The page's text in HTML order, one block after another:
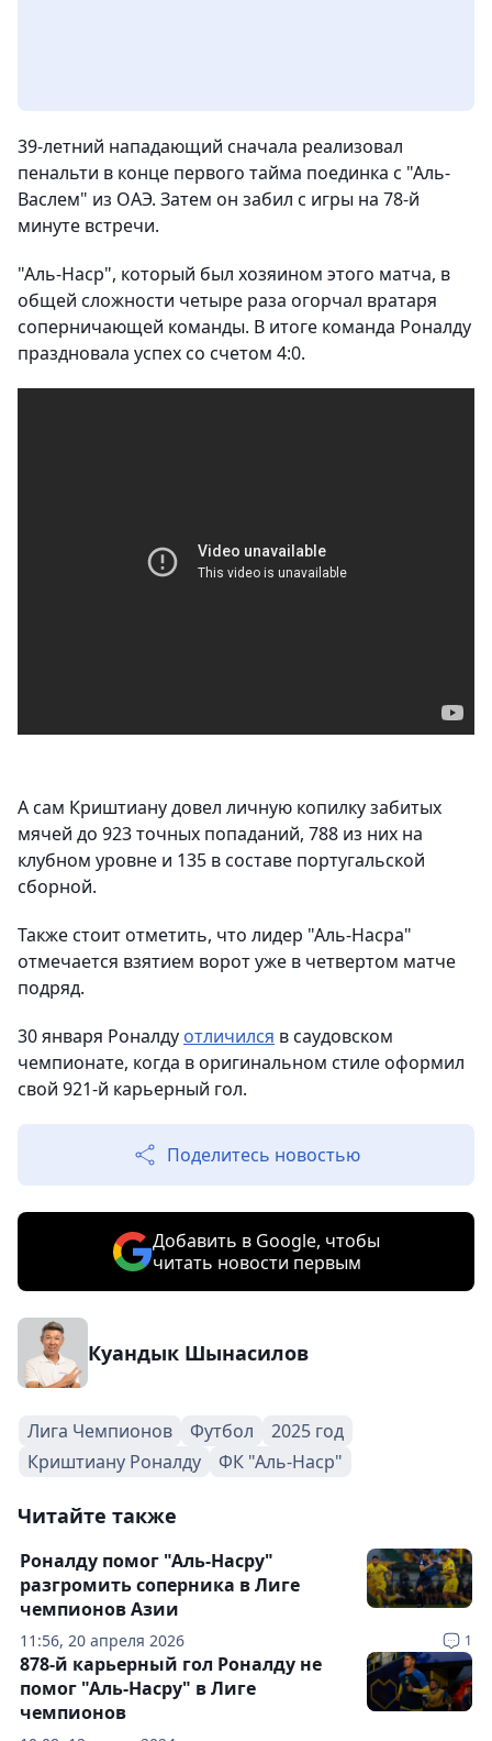
39-летний нападающий сначала реализовал
пенальти в конце первого тайма поединка с "Аль-
Васлем" из ОАЭ. Затем он забил с игры на 78-й
минуте встречи.
"Аль-Наср", который был хозяином этого матча, в
общей сложности четыре раза огорчал вратаря
соперничающей команды. В итоге команда Роналду
праздновала успех со счетом 4:0.
А сам Криштиану довел личную копилку забитых
мячей до 923 точных попаданий, 788 из них на
клубном уровне и 135 в составе португальской
сборной.
Также стоит отметить, что лидер "Аль-Насра"
отмечается взятием ворот уже в четвертом матче
подряд.
30 января Роналду отличился в саудовском
чемпионате, когда в оригинальном стиле оформил
свой 921-й карьерный гол.
Поделитесь новостью
Добавить в Google, чтобы
читать новости первым
Куандык Шынасилов
Лига Чемпионов Футбол
2025 год
Криштиану Роналду
ФК "Аль-Наср"
Читайте также
11:56, 20 апреля 2026 1
Роналду помог "Аль-Насру"
разгромить соперника в Лиге
чемпионов Азии
878-й карьерный гол Роналду не
помог "Аль-Насру" в Лиге
чемпионов